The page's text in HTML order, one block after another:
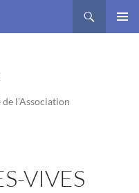
l’Association
VIVES